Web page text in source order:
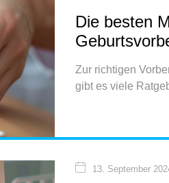
Die besten
Zur richtigen
gibt es viele
13. September